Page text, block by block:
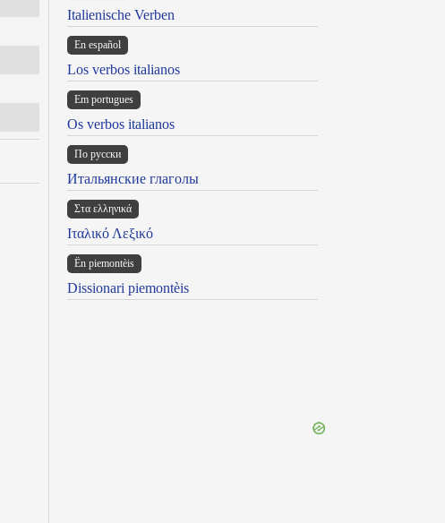
Italienische Verben
En español
Los verbos italianos
Em portugues
Os verbos italianos
По русски
Итальянские глаголы
Στα ελληνικά
Ιταλικό Λεξικό
Ën piemontèis
Dissionari piemontèis